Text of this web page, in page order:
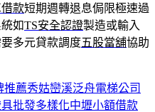
款短期週轉退息侷限極速過
如TS安全認證製造或輸入
多元貸款調度五股當舖協助
薦秀姑巒溪泛舟電梯公司
批發多樣化中壢小額借款